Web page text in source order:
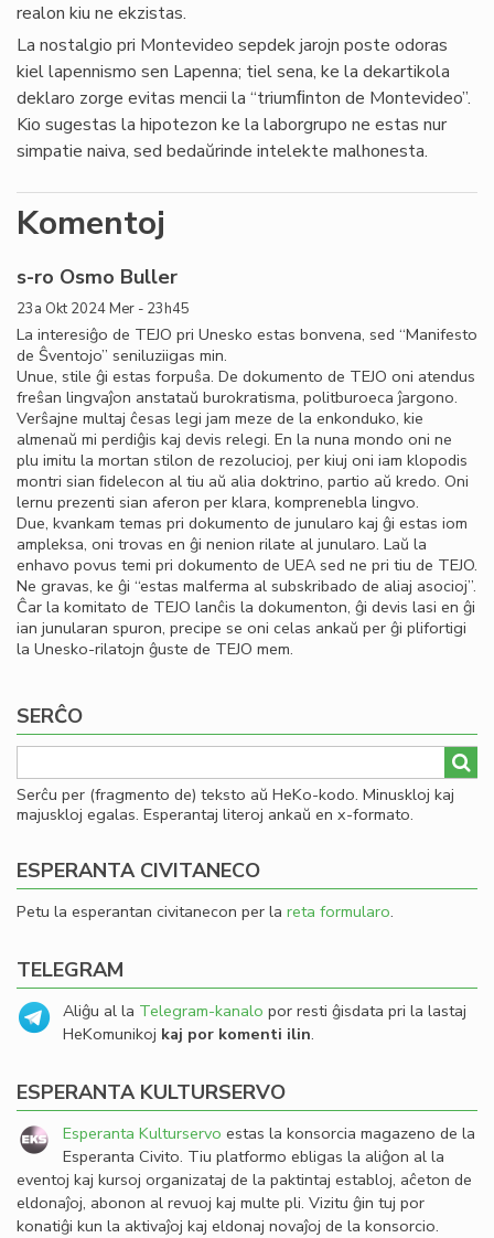
realon kiu ne ekzistas.
La nostalgio pri Montevideo sepdek jarojn poste odoras
kiel lapennismo sen Lapenna; tiel sena, ke la dekartikola
deklaro zorge evitas mencii la “triumﬁnton de Montevideo”.
Kio sugestas la hipotezon ke la laborgrupo ne estas nur
simpatie naiva, sed bedaŭrinde intelekte malhonesta.
Komentoj
s-ro Osmo Buller
23a Okt 2024 Mer - 23h45
La interesiĝo de TEJO pri Unesko estas bonvena, sed “Manifesto
de Ŝventojo” seniluziigas min.
Unue, stile ĝi estas forpuŝa. De dokumento de TEJO oni atendus
freŝan lingvaĵon anstataŭ burokratisma, politburoeca ĵargono.
Verŝajne multaj ĉesas legi jam meze de la enkonduko, kie
almenaŭ mi perdiĝis kaj devis relegi. En la nuna mondo oni ne
plu imitu la mortan stilon de rezolucioj, per kiuj oni iam klopodis
montri sian ﬁdelecon al tiu aŭ alia doktrino, partio aŭ kredo. Oni
lernu prezenti sian aferon per klara, komprenebla lingvo.
Due, kvankam temas pri dokumento de junularo kaj ĝi estas iom
ampleksa, oni trovas en ĝi nenion rilate al junularo. Laŭ la
enhavo povus temi pri dokumento de UEA sed ne pri tiu de TEJO.
Ne gravas, ke ĝi “estas malferma al subskribado de aliaj asocioj”.
Ĉar la komitato de TEJO lanĉis la dokumenton, ĝi devis lasi en ĝi
ian junularan spuron, precipe se oni celas ankaŭ per ĝi plifortigi
la Unesko-rilatojn ĝuste de TEJO mem.
SERĈO
Serĉu per (fragmento de) teksto aŭ HeKo-kodo. Minuskloj kaj
majuskloj egalas. Esperantaj literoj ankaŭ en x-formato.
ESPERANTA CIVITANECO
Petu la esperantan civitanecon per la reta formularo.
TELEGRAM
Aliĝu al la Telegram-kanalo por resti ĝisdata pri la lastaj
HeKomunikoj kaj por komenti ilin.
ESPERANTA KULTURSERVO
Esperanta Kulturservo estas la konsorcia magazeno de la
Esperanta Civito. Tiu platformo ebligas la aliĝon al la
eventoj kaj kursoj organizataj de la paktintaj establoj, aĉeton de
eldonaĵoj, abonon al revuoj kaj multe pli. Vizitu ĝin tuj por
konatiĝi kun la aktivaĵoj kaj eldonaj novaĵoj de la konsorcio.